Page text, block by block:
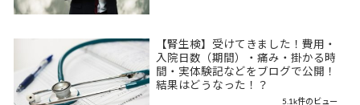
【腎生検】受けてきました！費用・
入院日数（期間）・痛み・掛かる時
間・実体験記などをブログで公開！
結果はどうなった！？
5.1k件のビュー